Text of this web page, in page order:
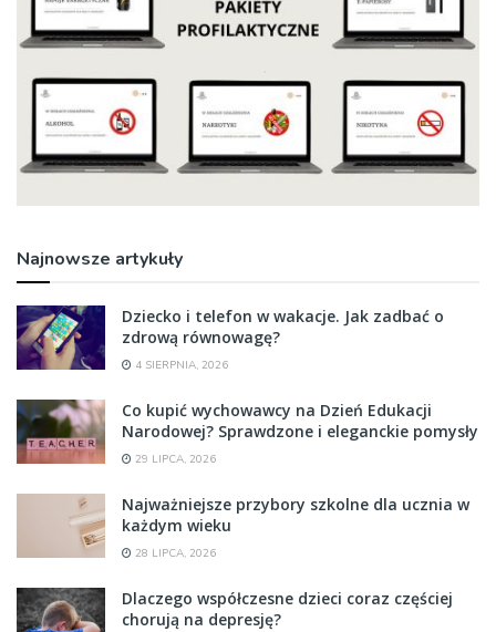
Najnowsze artykuły
Dziecko i telefon w wakacje. Jak zadbać o
zdrową równowagę?
4 SIERPNIA, 2026
Co kupić wychowawcy na Dzień Edukacji
Narodowej? Sprawdzone i eleganckie pomysły
29 LIPCA, 2026
Najważniejsze przybory szkolne dla ucznia w
każdym wieku
28 LIPCA, 2026
Dlaczego współczesne dzieci coraz częściej
chorują na depresję?